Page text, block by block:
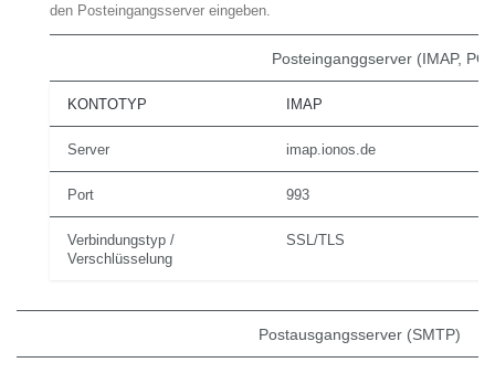
den Posteingangsserver eingeben.
Posteinganggserver (IMAP,
KONTOTYP IMAP
Server imap.ionos.de
Port 993
Verbindungstyp /
Verschlüsselung
SSL/TLS
Postausgangsserver (SMTP)